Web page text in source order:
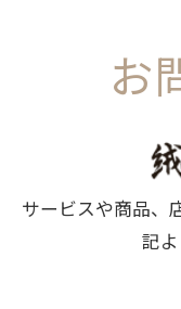
お
サービスや商品、
記